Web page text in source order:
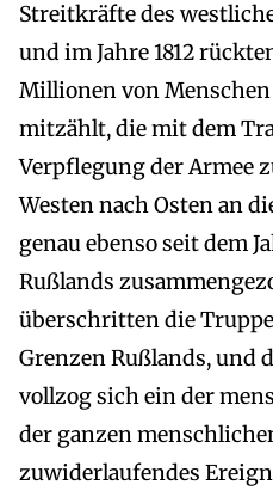
Streitkräfte des
und im Jahre 1812
Millionen von
mitzählt, die mit dem
Verpflegung der Armee
Westen nach Osten an
genau ebenso seit dem
Rußlands
überschritten die
Grenzen Rußlands, und
vollzog sich ein der
der ganzen
zuwiderlaufendes